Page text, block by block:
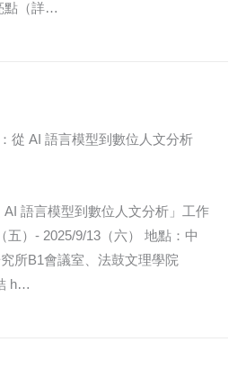
點（詳…
從 AI 語言模型到數位人文分析
AI 語言模型到數位人文分析」工作
五）- 2025/9/13（六） 地點：中
所B1會議室、法鼓文理學院
h…